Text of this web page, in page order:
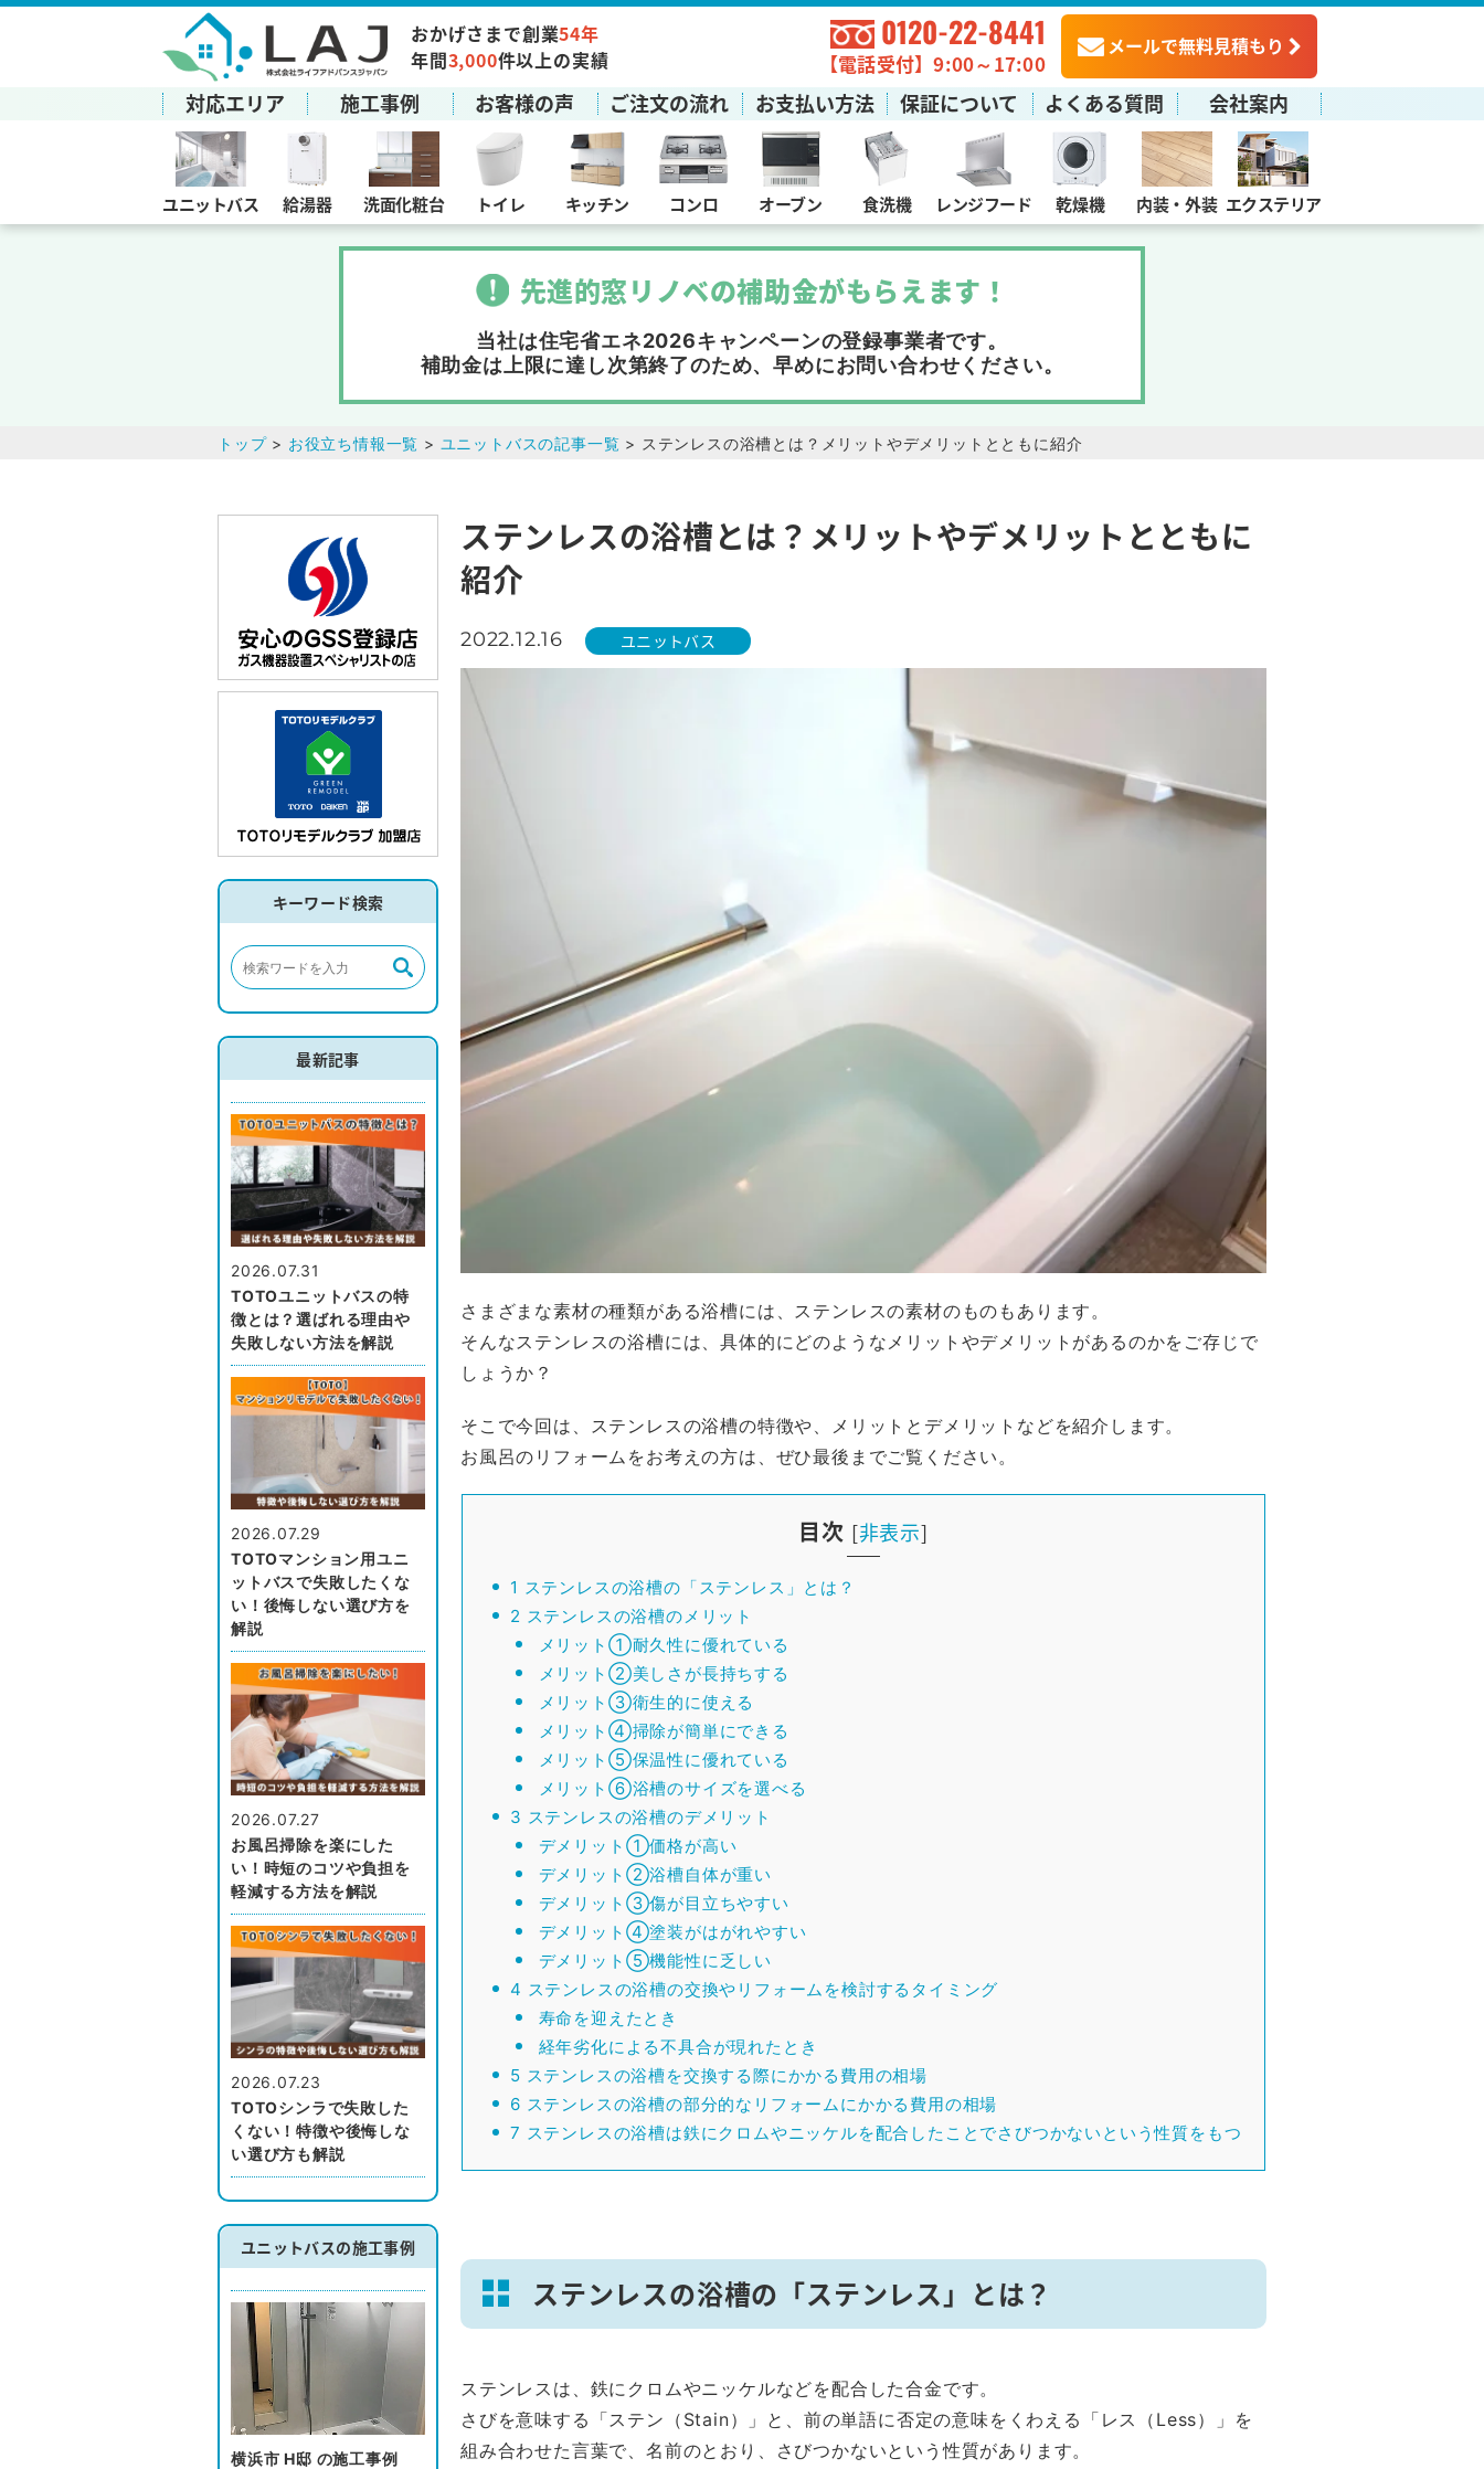
おかげさまで創業54年
年間3,000件以上の実績
0120-22-8441
【電話受付】9:00～17:00
メールで無料見積もり
対応エリア 施工事例 お客様の声 ご注文の流れ お支払い方法 保証について よくある質問 会社案内
ユニットバス 給湯器 洗面化粧台 トイレ キッチン コンロ オーブン 食洗機 レンジフード 乾燥機 内装・外装 エクステリア
先進的窓リノベの補助金がもらえます ！
当社は住宅省エネ2026キャンペーンの登録事業者です。
補助金は上限に達し次第終了のため、早めにお問い合わせください。
トップ> お役立ち情報一覧 > ユニットバスの記事一覧 > ステンレスの浴槽とは？メリットやデメリットとともに紹介
キーワード検索
最新記事
2026.07.31
TOTOユニットバスの特
徴とは？選ばれる理由や
失敗しない方法を解説
2026.07.29
TOTOマンション用ユニ
ットバスで失敗したくな
い！後悔しない選び方を
解説
2026.07.27
お風呂掃除を楽にした
い！時短のコツや負担を
軽減する方法を解説
2026.07.23
TOTOシンラで失敗した
くない！特徴や後悔しな
い選び方も解説
ユニットバスの施工事例
横浜市 H邸 の施工事例
ステンレスの浴槽とは？メリットやデメリットとともに
紹介
2022.12.16 ユニットバス
さまざまな素材の種類がある浴槽には、ステンレスの素材のものもあります。
そんなステンレスの浴槽には、具体的にどのようなメリットやデメリットがあるのかをご存じで
しょうか？
そこで今回は、ステンレスの浴槽の特徴や、メリットとデメリットなどを紹介します。
お風呂のリフォームをお考えの方は、ぜひ最後までご覧ください。
目次 [非表示]
1 ステンレスの浴槽の「ステンレス」とは？
2 ステンレスの浴槽のメリット
メリット①耐久性に優れている
メリット②美しさが長持ちする
メリット③衛生的に使える
メリット④掃除が簡単にできる
メリット⑤保温性に優れている
メリット⑥浴槽のサイズを選べる
3 ステンレスの浴槽のデメリット
デメリット①価格が高い
デメリット②浴槽自体が重い
デメリット③傷が目立ちやすい
デメリット④塗装がはがれやすい
デメリット⑤機能性に乏しい
4 ステンレスの浴槽の交換やリフォームを検討するタイミング
寿命を迎えたとき
経年劣化による不具合が現れたとき
5 ステンレスの浴槽を交換する際にかかる費用の相場
6 ステンレスの浴槽の部分的なリフォームにかかる費用の相場
7 ステンレスの浴槽は鉄にクロムやニッケルを配合したことでさびつかないという性質をもつ
ステンレスの浴槽の「ステンレス」とは？
ステンレスは、鉄にクロムやニッケルなどを配合した合金です。
さびを意味する「ステン（Stain）」と、前の単語に否定の意味をくわえる「レス（Less）」を
組み合わせた言葉で、名前のとおり、さびつかないという性質があります。